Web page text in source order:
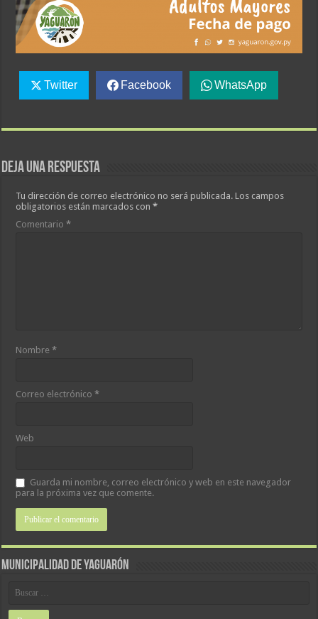
Twitter Facebook WhatsApp
Deja una respuesta
Tu dirección de correo electrónico no será publicada. Los campos
obligatorios están marcados con*
Comentario*
Nombre*
Correo electrónico*
Web
Guarda mi nombre, correo electrónico y web en este navegador
para la próxima vez que comente.
MUNICIPALIDAD DE YAGUARÓN